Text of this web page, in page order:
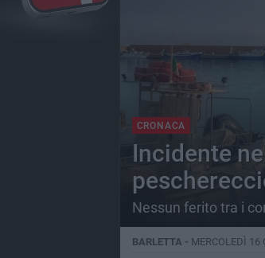
CRONACA
Incidente
Nessun ferito tra i
BARLETTA - MERCOLEDÌ 16